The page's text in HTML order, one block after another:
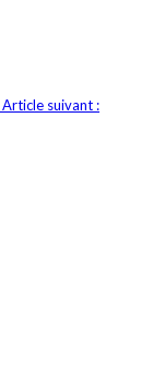
Article suivant :